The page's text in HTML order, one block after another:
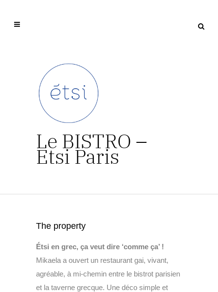
Le BISTRO –
Etsi Paris
The property
Étsi en grec, ça veut dire ‘comme ça’ !
Mikaela a ouvert un restaurant gai, vivant,
agréable, à mi-chemin entre le bistrot parisien
et la taverne grecque. Une déco simple et